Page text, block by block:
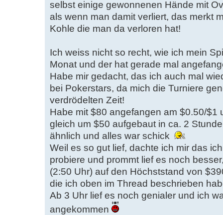
selbst einige gewonnenen Hände mit
als wenn man damit verliert, das merkt
Kohle die man da verloren hat!
Ich weiss nicht so recht, wie ich mein
Monat und der hat gerade mal
Habe mir gedacht, das ich auch mal
bei Pokerstars, da mich die Turniere
verdrödelten Zeit!
Habe mit $80 angefangen am $0.50/$1
gleich um $50 aufgebaut in ca. 2
ähnlich und alles war schick
Weil es so gut lief, dachte ich mir das
probiere und prommt lief es noch
(2:50 Uhr) auf den Höchststand von
die ich oben im Thread beschrieben
Ab 3 Uhr lief es noch genialer und ich
angekommen